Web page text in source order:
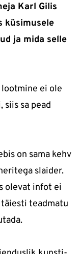
Karl Gilis
küsimusele
ja mida selle
ei ole
siis sa pead
on sama kehv
slaider.
olevat infot ei
teadmatu